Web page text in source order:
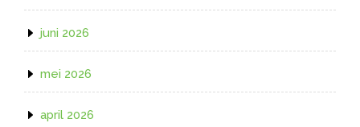
juni 2026
mei 2026
april 2026